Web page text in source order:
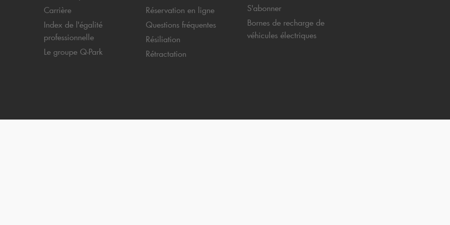
Carrière
Index de l'égalité
professionnelle
Le groupe Q-Park
Réservation en ligne
Questions fréquentes
Résiliation
Rétractation
S'abonner
Bornes de recharge de
véhicules électriques